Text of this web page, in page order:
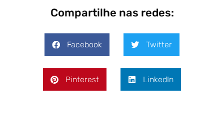
Compartilhe nas redes:
Facebook Twitter
Pinterest LinkedIn